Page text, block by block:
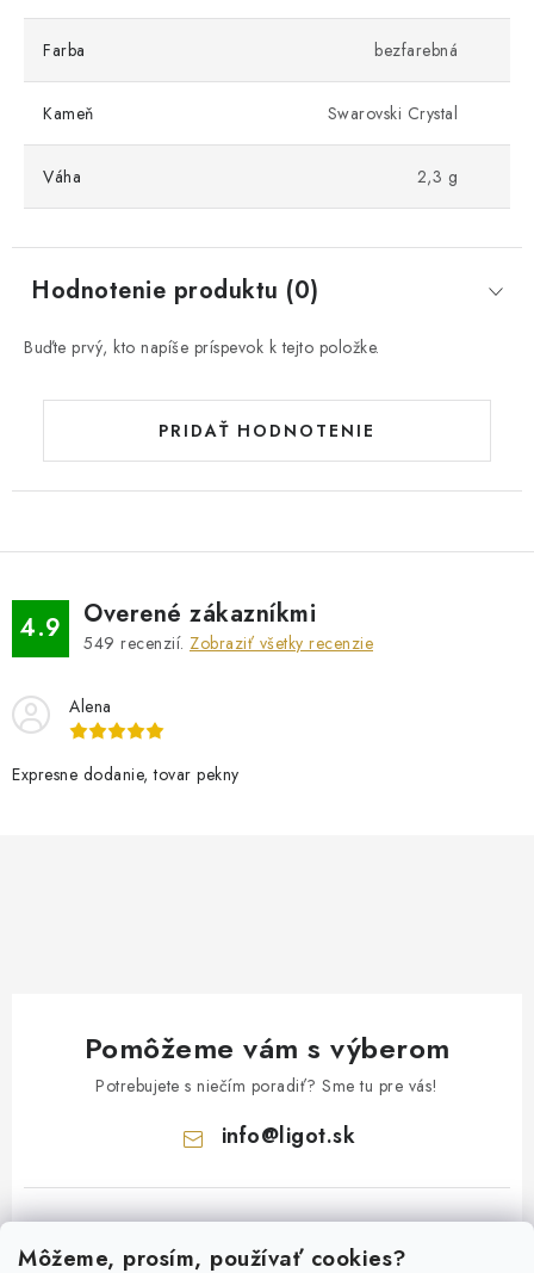
Môžeme, prosím, používať cookies?
Farba bezfarebná
Kameň Swarovski Crystal
Váha 2,3 g
Hodnotenie produktu (0)
Buďte prvý, kto napíše príspevok k tejto položke.
PRIDAŤ HODNOTENIE
4.9 Overené zákazníkmi
549 recenzií. Zobraziť všetky recenzie
Alena
Expresne dodanie, tovar pekny
Pomôžeme vám s výberom
Potrebujete s niečím poradiť? Sme tu pre vás!
info@ligot.sk